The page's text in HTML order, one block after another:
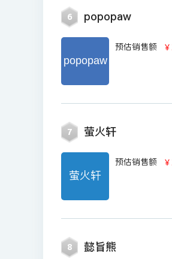
6 popopaw
popopaw
预估销售额 ￥
7 萤火轩
萤火轩
预估销售额 ￥
8 懿旨熊